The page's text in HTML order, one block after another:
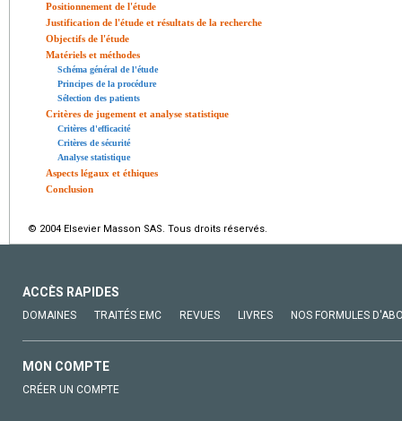
Positionnement de l'étude
Justification de l'étude et résultats de la recherche
Objectifs de l'étude
Matériels et méthodes
Schéma général de l'étude
Principes de la procédure
Sélection des patients
Critères de jugement et analyse statistique
Critères d'efficacité
Critères de sécurité
Analyse statistique
Aspects légaux et éthiques
Conclusion
© 2004 Elsevier Masson SAS. Tous droits réservés.
ACCÈS RAPIDES
DOMAINES TRAITÉS EMC REVUES LIVRES NOS FORMULES
MON COMPTE
CRÉER UN COMPTE